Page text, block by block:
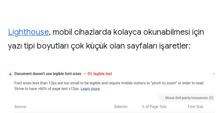
Lighthouse, mobil cihazlarda kolayca okunabilmesi için
yazı tipi boyutları çok küçük olan sayfaları işaretler: